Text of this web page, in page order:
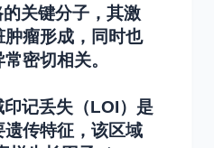
关键分子，其激
瘤形成，同时也
密切相关。
记丢失（LOI）是
遗传特征，该区域